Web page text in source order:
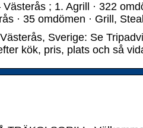
; 1. Agrill · 322
· 35 omdömen · Grill,
Sverige: Se
kök, pris, plats och så